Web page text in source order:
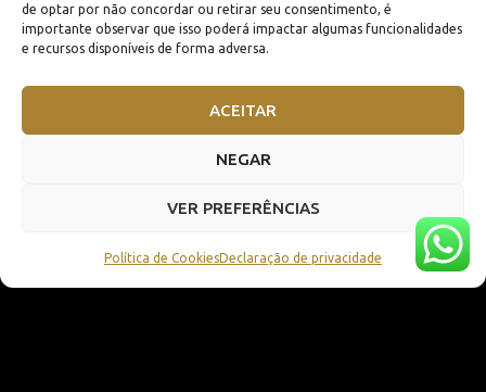
de optar por não concordar ou retirar seu consentimento, é
importante observar que isso poderá impactar algumas funcionalidades
e recursos disponíveis de forma adversa.
ACEITAR
NEGAR
VER PREFERÊNCIAS
Política de CookiesDeclaração de privacidade